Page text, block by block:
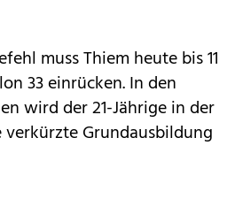
muss Thiem heute bis 11
33 einrücken. In den
wird der 21-Jährige in der
verkürzte Grundausbildung